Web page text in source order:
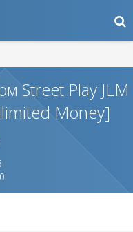
Street Play JLM
Money]